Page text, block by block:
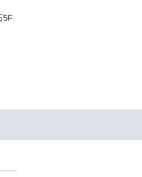
5F